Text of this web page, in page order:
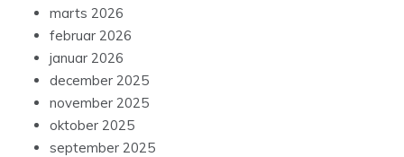
marts 2026
februar 2026
januar 2026
december 2025
november 2025
oktober 2025
september 2025